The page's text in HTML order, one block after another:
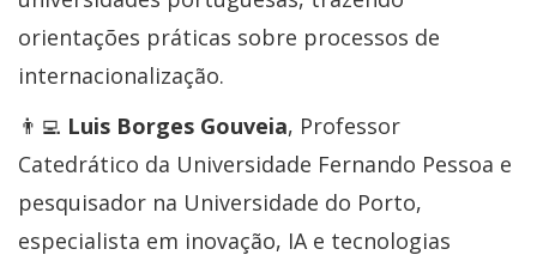
orientações práticas sobre processos de
internacionalização.
👨‍💻 Luis Borges Gouveia, Professor
Catedrático da Universidade Fernando Pessoa e
pesquisador na Universidade do Porto,
especialista em inovação, IA e tecnologias